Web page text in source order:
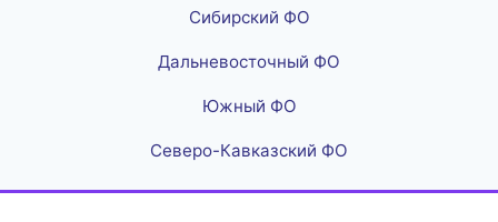
Сибирский ФО
Дальневосточный ФО
Южный ФО
Северо-Кавказский ФО